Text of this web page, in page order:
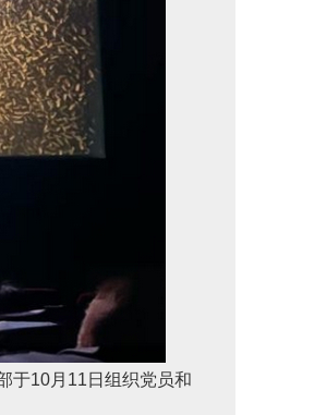
于10月 11 日组织党员和